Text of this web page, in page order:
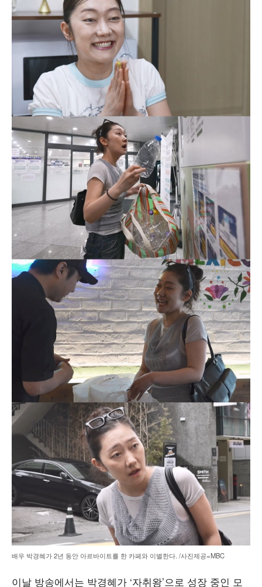
배우 박경혜가 2년 동안 아르바이트를 한 카페와 이별한다. /사진제공=MBC
이날 방송에서는 박경혜가 ‘자취왕’으로 성장 중인 모